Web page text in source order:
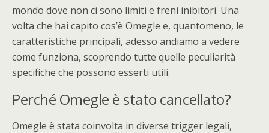
mondo dove non ci sono limiti e freni inibitori. Una
volta che hai capito cos’è Omegle e, quantomeno, le
caratteristiche principali, adesso andiamo a vedere
come funziona, scoprendo tutte quelle peculiarità
specifiche che possono esserti utili.
Perché Omegle è stato cancellato?
Omegle è stata coinvolta in diverse trigger legali,